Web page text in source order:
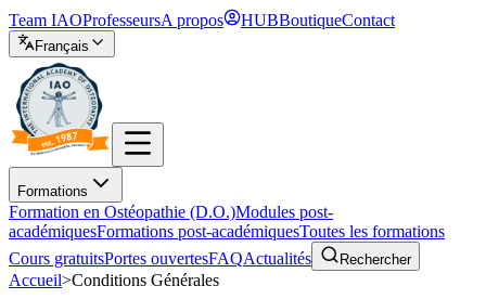
Team IAOProfesseursA propos HUBBoutiqueContact
Français
Formations
Formation en Ostéopathie (D.O.)Modules post-
académiquesFormations post-académiquesToutes les formations
Cours gratuitsPortes ouvertesFAQActualités Rechercher
Accueil>Conditions Générales